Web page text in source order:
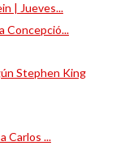
| Jueves...
Concepció...
Stephen King
Carlos ...